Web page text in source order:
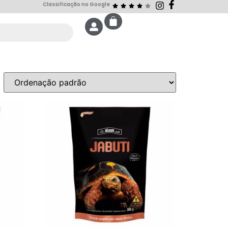
Classificação no Google